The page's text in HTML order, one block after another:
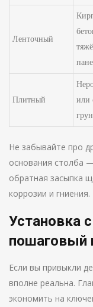
Ленточный
Плитный
или
Не забывайте про
основания столба
обратная засыпка
коррозии и гниения.
Установка
пошаговый
Если вы привыкли
вполне реальна.
экономить на